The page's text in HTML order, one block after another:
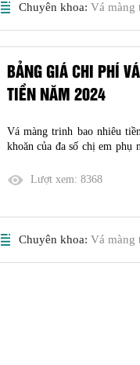
Chuyên khoa: Vá màng
BẢNG GIÁ CHI PHÍ
TIỀN NĂM 2024
Vá màng trinh bao nhiêu
khoăn của đa số chị em phụ
Lượt xem: 8368
Chuyên khoa: Vá màng